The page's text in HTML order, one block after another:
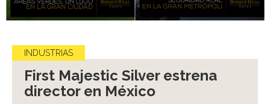
INDUSTRIAS
First Majestic Silver estrena
director en México